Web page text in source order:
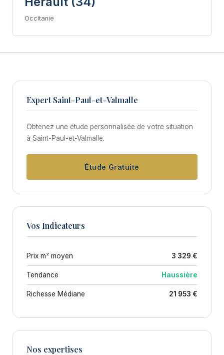
Occitanie
Expert Saint-Paul-et-Valmalle
Obtenez une étude personnalisée de votre situation
à Saint-Paul-et-Valmalle.
Étude Gratuite
Vos Indicateurs
Prix m² moyen 3 329 €
Tendance Haussière
Richesse Médiane 21 953 €
Nos expertises